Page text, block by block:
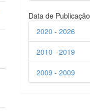
Data de Publicação
2020 - 2026
2010 - 2019
2009 - 2009